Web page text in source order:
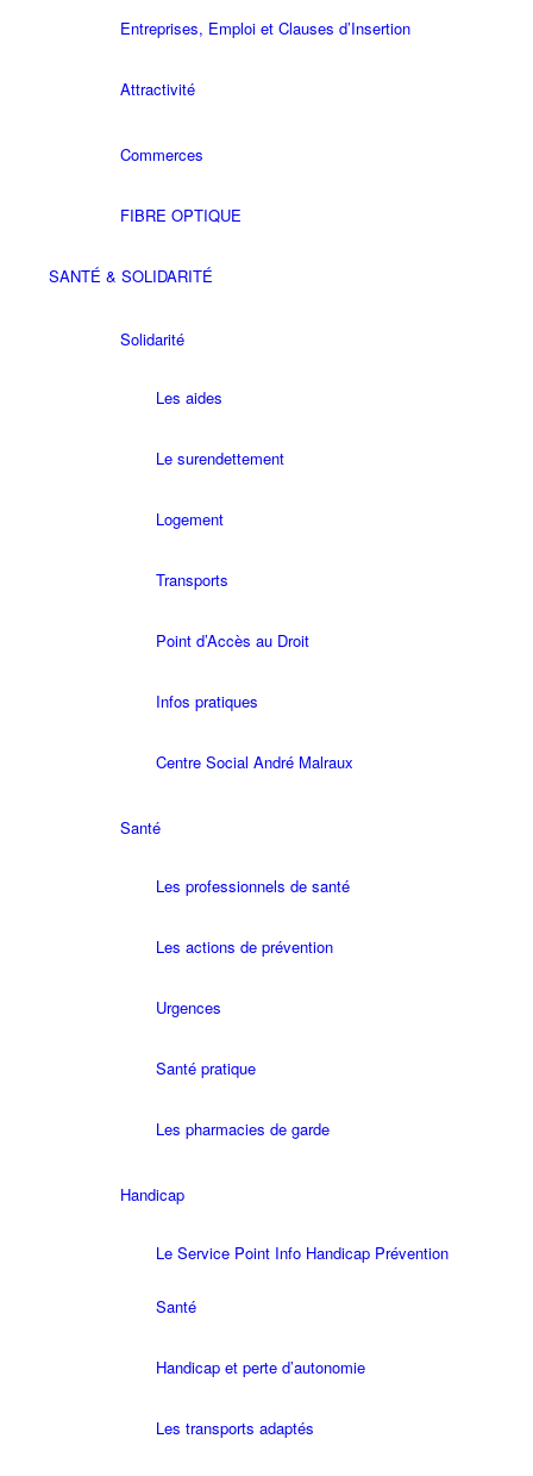
Entreprises, Emploi et Clauses d’Insertion
Attractivité
Commerces
FIBRE OPTIQUE
SANTÉ & SOLIDARITÉ
Solidarité
Les aides
Le surendettement
Logement
Transports
Point d’Accès au Droit
Infos pratiques
Centre Social André Malraux
Santé
Les professionnels de santé
Les actions de prévention
Urgences
Santé pratique
Les pharmacies de garde
Handicap
Le Service Point Info Handicap Prévention
Santé
Handicap et perte d’autonomie
Les transports adaptés